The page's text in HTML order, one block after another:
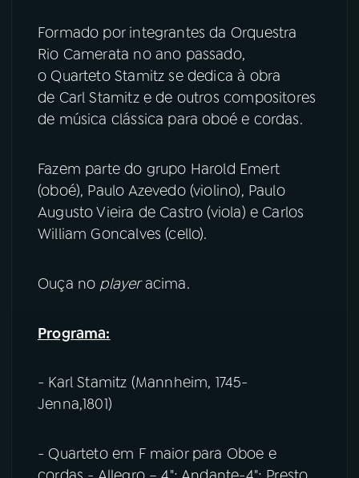
06VIDEOCASTS
07
ACOMPANHE A RÁDIO MEC
YouTube Facebook
Formado por integrantes da Orquestra
Rio Camerata no ano passado,
o Quarteto Stamitz se dedica à obra
de Carl Stamitz e de outros compositores
de música clássica para oboé e cordas.
Fazem parte do grupo Harold Emert
(oboé), Paulo Azevedo (violino), Paulo
Augusto Vieira de Castro (viola) e Carlos
William Goncalves (cello).
Ouça no playeracima.
Programa:
- Karl Stamitz (Mannheim, 1745-
Jenna,1801)
- Quarteto em F maior para Oboe e